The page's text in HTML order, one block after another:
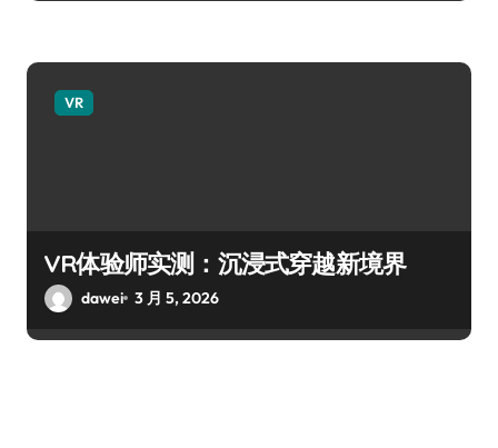
VR
VR体验师实测：沉浸式穿越新境界
dawei 3 月 5, 2026